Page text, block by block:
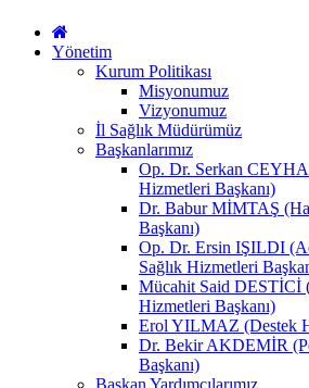
Yönetim
Kurum Politikası
Misyonumuz
Vizyonumuz
İl Sağlık Müdürümüz
Başkanlarımız
Op. Dr. Serkan
Hizmetleri Başkanı)
Dr. Babur MİMTAŞ
Başkanı)
Op. Dr. Ersin IŞILDI
Sağlık Hizmetleri
Mücahit Said DESTİCİ
Hizmetleri Başkanı)
Erol YILMAZ (Destek
Dr. Bekir AKDEMİR
Başkanı)
Başkan Yardımcılarımız